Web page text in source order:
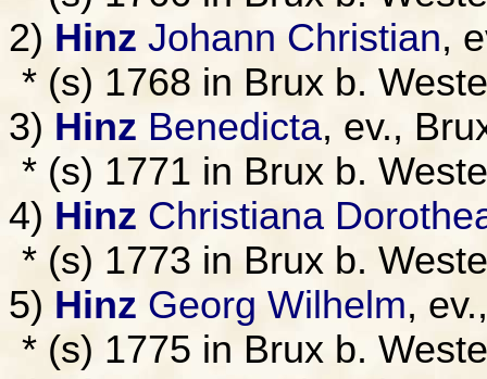
2) Hinz Johann Christian,
* (s) 1768 in Brux b.
3) Hinz Benedicta, ev.,
* (s) 1771 in Brux b.
4) Hinz Christiana
* (s) 1773 in Brux b.
5) Hinz Georg Wilhelm,
* (s) 1775 in Brux b.